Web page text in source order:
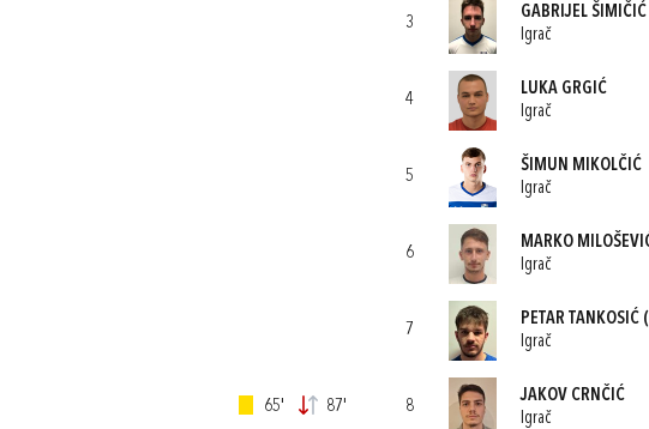
65' 87'
3
GABRIJEL ŠIMIČIĆ
Igrač
4
LUKA GRGIĆ
Igrač
5
ŠIMUN MIKOLČIĆ
Igrač
6
MARKO
Igrač
7
PETAR TANKOSIĆ
Igrač
8
JAKOV CRNČIĆ
Igrač